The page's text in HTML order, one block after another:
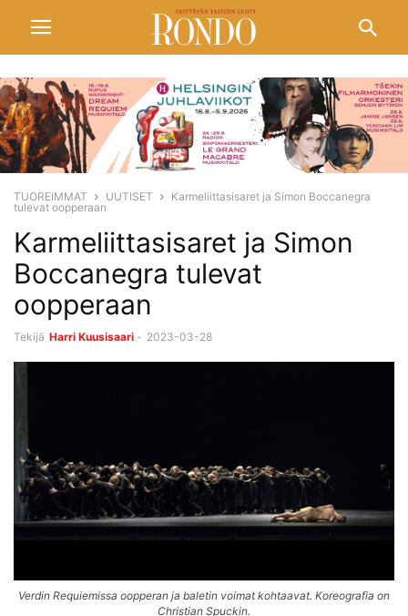
TUOREIMMAT UUTISET
Karmeliittasisaret ja Simon Boccanegra
tulevat oopperaan
Karmeliittasisaret ja Simon
Boccanegra tulevat
oopperaan
Tekijä Harri Kuusisaari - 2023-03-28
Verdin Requiemissa oopperan ja baletin voimat kohtaavat. Koreografia on
Christian Spuckin.